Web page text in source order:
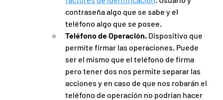
contraseña algo que se sabe y el
teléfono algo que se posee.
Teléfono de Operación. Dispositivo que
permite firmar las operaciones. Puede
ser el mismo que el teléfono de firma
pero tener dos nos permite separar las
acciones y en caso de que nos robarán el
teléfono de operación no podrían hacer